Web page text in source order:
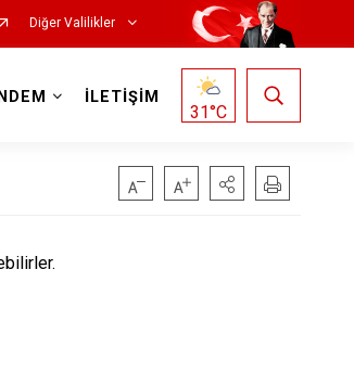
Diğer Valilikler
İLETİŞİM
31°C